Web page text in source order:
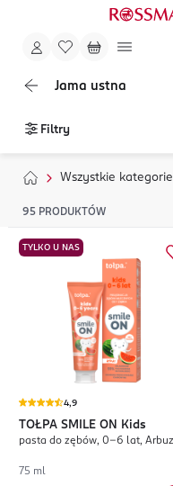
Jama ustna
Filtry
Wszystkie kategorie
95 PRODUKTÓW
TYLKO U NAS
4,9
TOŁPA SMILE ON Kids
pasta do zębów, 0-6 lat, Arbuz
75 ml